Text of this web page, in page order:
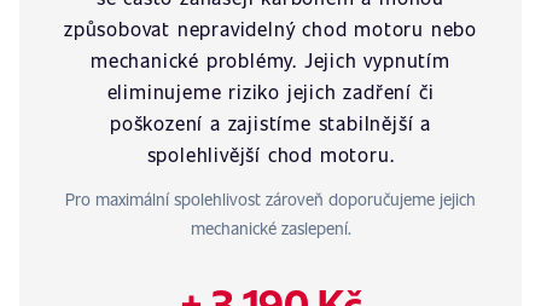
způsobovat nepravidelný chod motoru nebo
mechanické problémy. Jejich vypnutím
eliminujeme riziko jejich zadření či
poškození a zajistíme stabilnější a
spolehlivější chod motoru.
Pro maximální spolehlivost zároveň doporučujeme jejich
mechanické zaslepení.